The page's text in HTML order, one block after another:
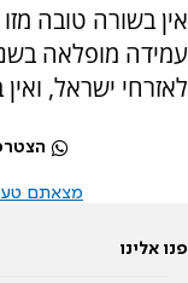
אין בשורה טובה
עמידה מופלאה
לאזרחי ישראל,
מצאתם
פנו אלינו